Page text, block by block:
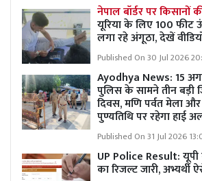
नेपाल बॉर्डर पर किसानों
यूरिया के लिए 100
लगा रहे अंगूठा, देखें
Published On 30 Jul 2026
Ayodhya News: 15
पुलिस के सामने तीन बड़ी
दिवस, मणि पर्वत मेला
पुण्यतिथि पर रहेगा हाई
Published On 31 Jul 2026
UP Police Result: यूपी
का रिजल्ट जारी,